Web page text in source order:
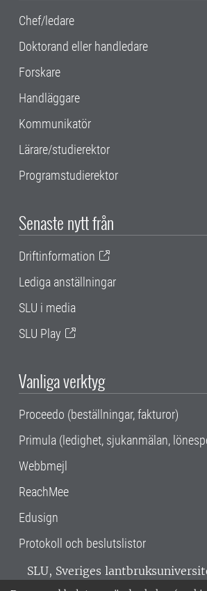
Chef/ledare
Doktorand eller handledare
Forskare
Handläggare
Kommunikatör
Lärare/studierektor
Programstudierektor
Senaste nytt från
Driftinformation
Lediga anställningar
SLU i media
SLU Play
Vanliga verktyg
Proceedo (beställningar, fakturor)
Primula (ledighet, sjukanmälan,
Webbmejl
ReachMee
Edusign
Protokoll och beslutslistor
SLU, Sveriges
verksamhet över hela Sverige.